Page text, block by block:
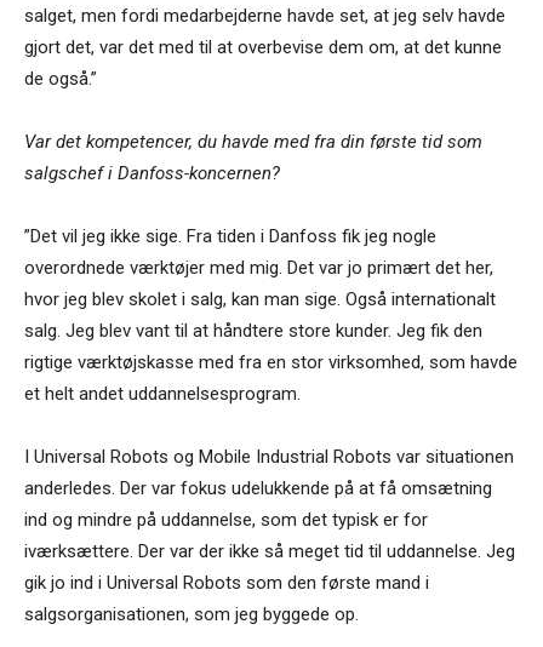
salget, men fordi medarbejderne havde set, at jeg selv havde
gjort det, var det med til at overbevise dem om, at det kunne
de også.”
Var det kompetencer, du havde med fra din første tid som
salgschef i Danfoss-koncernen?
”Det vil jeg ikke sige. Fra tiden i Danfoss fik jeg nogle
overordnede værktøjer med mig. Det var jo primært det her,
hvor jeg blev skolet i salg, kan man sige. Også internationalt
salg. Jeg blev vant til at håndtere store kunder. Jeg fik den
rigtige værktøjskasse med fra en stor virksomhed, som havde
et helt andet uddannelsesprogram.
I Universal Robots og Mobile Industrial Robots var situationen
anderledes. Der var fokus udelukkende på at få omsætning
ind og mindre på uddannelse, som det typisk er for
iværksættere. Der var der ikke så meget tid til uddannelse. Jeg
gik jo ind i Universal Robots som den første mand i
salgsorganisationen, som jeg byggede op.